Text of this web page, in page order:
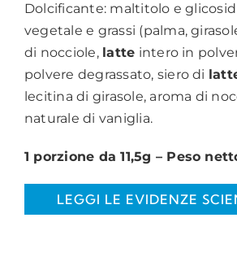
Dolcificante: maltitolo e
vegetale e grassi (palma,
di nocciole, latte intero in
polvere degrassato, siero di
lecitina di girasole, aroma di
naturale di vaniglia.
1 porzione da 11,5g – Peso
LEGGI LE EVIDENZE